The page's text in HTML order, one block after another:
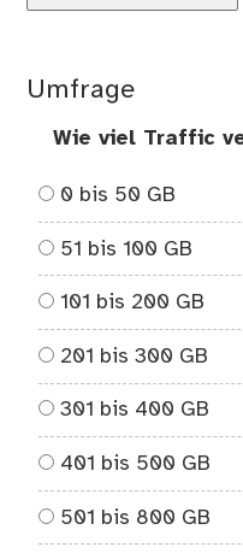
Umfrage
Wie viel Traffic
0 bis 50 GB
51 bis 100 GB
101 bis 200 GB
201 bis 300 GB
301 bis 400 GB
401 bis 500 GB
501 bis 800 GB